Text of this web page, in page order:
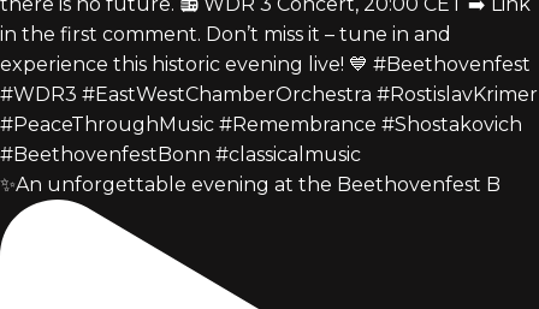
✨An unforgettable evening at the Beethovenfest B